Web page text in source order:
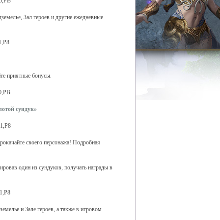
Зал героев и другие ежедневные
приятные бонусы.
сундук»
своего персонажа! Подробная
один из сундуков, получать награды в
и Зале героев, а также в игровом